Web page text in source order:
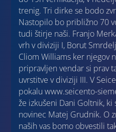
trenig. Tri dirke se bodo
Nastopilo bo približno 70
tudi štirje naši. Franjo
vrh v diviziji I, Borut
Cliom Williams ker njegov
pripravljen vendar si prav
uvrstitve v diviziji III. V
pokalu www.seicento-
že izkušeni Dani Goltnik,
novinec Matej Grudnik. O
naših vas bomo obvestili